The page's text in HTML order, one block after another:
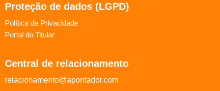
Proteção de dados (LGPD)
Política de Privacidade
Portal do Titular
Central de relacionamento
relacionamento@apontador.com